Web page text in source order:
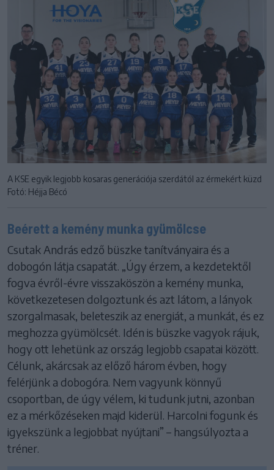
A KSE egyik legjobb kosaras generációja szerdától az érmekért küzd
Fotó: Héjja Bécó
Beérett a kemény munka gyümölcse
Csutak András edző büszke tanítványaira és a
dobogón látja csapatát. „Úgy érzem, a kezdetektől
fogva évről-évre visszaköszön a kemény munka,
következetesen dolgoztunk és azt látom, a lányok
szorgalmasak, beleteszik az energiát, a munkát, és ez
meghozza gyümölcsét. Idén is büszke vagyok rájuk,
hogy ott lehetünk az ország legjobb csapatai között.
Célunk, akárcsak az előző három évben, hogy
felérjünk a dobogóra. Nem vagyunk könnyű
csoportban, de úgy vélem, ki tudunk jutni, azonban
ez a mérkőzéseken majd kiderül. Harcolni fogunk és
igyekszünk a legjobbat nyújtani” – hangsúlyozta a
tréner.